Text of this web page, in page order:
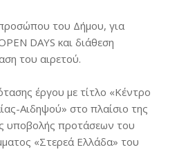
του Δήμου, για
DAYS και διάθεση
του αιρετού.
έργου με τίτλο «Κέντρο
Αιδηψού» στο πλαίσιο της
υποβολής προτάσεων του
«Στερεά Ελλάδα» του